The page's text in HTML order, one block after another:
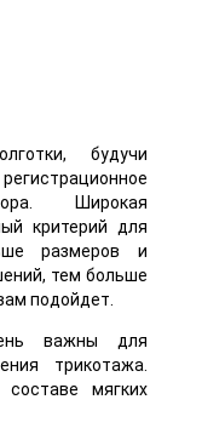
будучи
Широкая
критерий для
размеров и
тем больше
подойдет.
важны для
трикотажа.
мягких